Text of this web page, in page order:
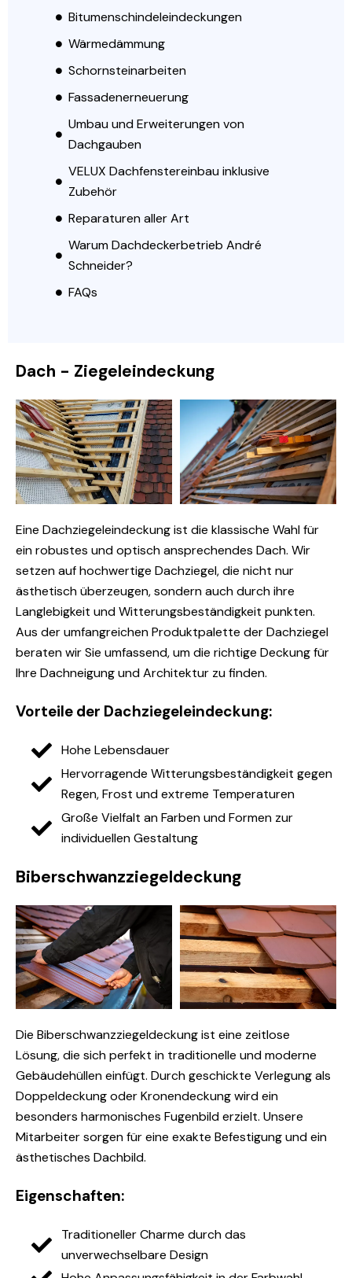
Bitumenschindeleindeckungen
Wärmedämmung
Schornsteinarbeiten
Fassadenerneuerung
Umbau und Erweiterungen von
Dachgauben
VELUX Dachfenstereinbau inklusive
Zubehör
Reparaturen aller Art
Warum Dachdeckerbetrieb André
Schneider?
FAQs
Dach - Ziegeleindeckung
Eine Dachziegeleindeckung ist die klassische Wahl für
ein robustes und optisch ansprechendes Dach. Wir
setzen auf hochwertige Dachziegel, die nicht nur
ästhetisch überzeugen, sondern auch durch ihre
Langlebigkeit und Witterungsbeständigkeit punkten.
Aus der umfangreichen Produktpalette der Dachziegel
beraten wir Sie umfassend, um die richtige Deckung für
Ihre Dachneigung und Architektur zu finden.
Vorteile der Dachziegeleindeckung:
Hohe Lebensdauer
Hervorragende Witterungsbeständigkeit gegen
Regen, Frost und extreme Temperaturen
Große Vielfalt an Farben und Formen zur
individuellen Gestaltung
Biberschwanzziegeldeckung
Die Biberschwanzziegeldeckung ist eine zeitlose
Lösung, die sich perfekt in traditionelle und moderne
Gebäudehüllen einfügt. Durch geschickte Verlegung als
Doppeldeckung oder Kronendeckung wird ein
besonders harmonisches Fugenbild erzielt. Unsere
Mitarbeiter sorgen für eine exakte Befestigung und ein
ästhetisches Dachbild.
Eigenschaften:
Traditioneller Charme durch das
unverwechselbare Design